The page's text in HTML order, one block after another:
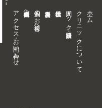
アクセス・お問い合わせ 企業内担当者様へ 個人のお客様へ 人間ドック・健康診断 クリニックについて ホーム